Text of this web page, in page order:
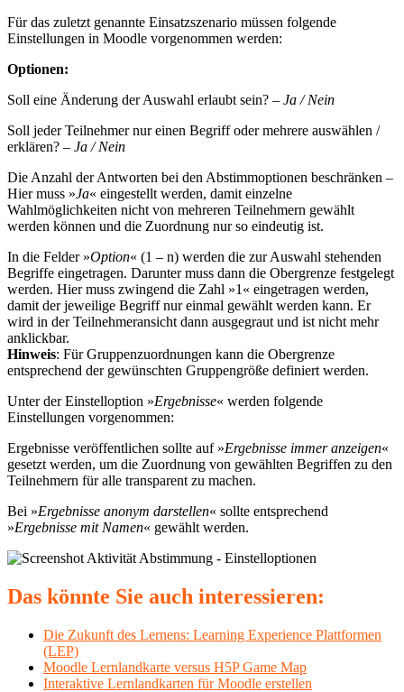
Für das zuletzt genannte Einsatzszenario müssen folgende
Einstellungen in Moodle vorgenommen werden:
Optionen:
Soll eine Änderung der Auswahl erlaubt sein? – Ja / Nein
Soll jeder Teilnehmer nur einen Begriff oder mehrere auswählen /
erklären? – Ja / Nein
Die Anzahl der Antworten bei den Abstimmoptionen beschränken –
Hier muss »Ja« eingestellt werden, damit einzelne
Wahlmöglichkeiten nicht von mehreren Teilnehmern gewählt
werden können und die Zuordnung nur so eindeutig ist.
In die Felder »Option« (1 – n) werden die zur Auswahl stehenden
Begriffe eingetragen. Darunter muss dann die Obergrenze festgelegt
werden. Hier muss zwingend die Zahl »1« eingetragen werden,
damit der jeweilige Begriff nur einmal gewählt werden kann. Er
wird in der Teilnehmeransicht dann ausgegraut und ist nicht mehr
anklickbar.
Hinweis: Für Gruppenzuordnungen kann die Obergrenze
entsprechend der gewünschten Gruppengröße definiert werden.
Unter der Einstelloption »Ergebnisse« werden folgende
Einstellungen vorgenommen:
Ergebnisse veröffentlichen sollte auf »Ergebnisse immer anzeigen«
gesetzt werden, um die Zuordnung von gewählten Begriffen zu den
Teilnehmern für alle transparent zu machen.
Bei »Ergebnisse anonym darstellen« sollte entsprechend
»Ergebnisse mit Namen« gewählt werden.
Das könnte Sie auch interessieren:
Die Zukunft des Lernens: Learning Experience Plattformen
(LEP)
Moodle Lernlandkarte versus H5P Game Map
Interaktive Lernlandkarten für Moodle erstellen